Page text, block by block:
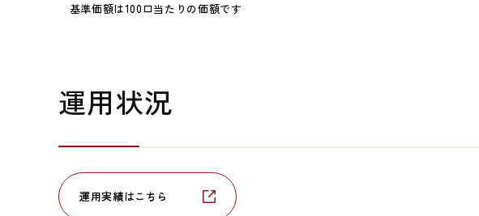
基準価額は100口当たりの価額です
運用状況
運用実績はこちら
運用実績はこちら